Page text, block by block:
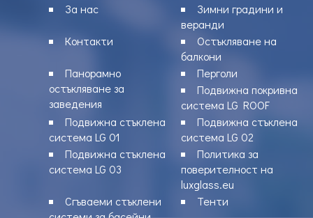
За нас
Зимни градини и
веранди
Контакти
Остъкляване на
балкони
Панорамно
остъкляване за
заведения
Перголи
Подвижна покривна
система LG ROOF
Подвижна стъклена
система LG 01
Подвижна стъклена
система LG 02
Подвижна стъклена
система LG 03
Политика за
поверителност на
luxglass.eu
Сгъваеми стъклени
Тенти